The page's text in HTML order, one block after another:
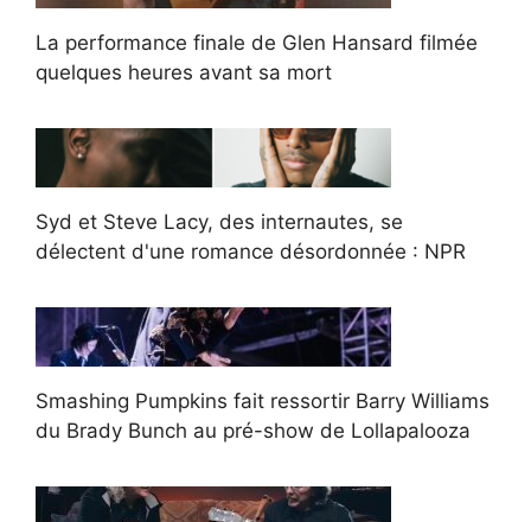
La performance finale de Glen Hansard filmée
quelques heures avant sa mort
Syd et Steve Lacy, des internautes, se
délectent d'une romance désordonnée : NPR
Smashing Pumpkins fait ressortir Barry Williams
du Brady Bunch au pré-show de Lollapalooza